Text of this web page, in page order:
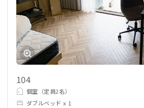
104
個室（定員2名）
ダブルベッド x 1